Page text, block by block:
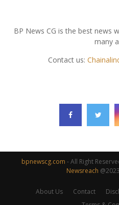
BP News CG is the best news
many
Contact us:
bpnewscg.com - All Right
Newsreach
About Us Contact